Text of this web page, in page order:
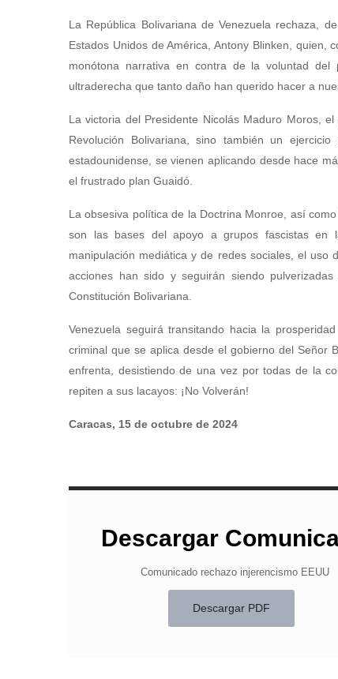
La República Bolivariana de Venezuela rechaza,
Estados Unidos de América, Antony Blinken,
monótona narrativa en contra de la voluntad del
ultraderecha que tanto daño han querido hacer a
La victoria del Presidente Nicolás Maduro Moros,
Revolución Bolivariana, sino también un
estadounidense, se vienen aplicando desde hace
el frustrado plan Guaidó.
La obsesiva política de la Doctrina Monroe, así
son las bases del apoyo a grupos fascistas en
manipulación mediática y de redes sociales, el uso
acciones han sido y seguirán siendo
Constitución Bolivariana.
Venezuela seguirá transitando hacia la
criminal que se aplica desde el gobierno del Señor
enfrenta, desistiendo de una vez por todas de la
repiten a sus lacayos: ¡No Volverán!
Caracas, 15 de octubre de 2024
Descargar
Comunicado rechazo injerencismo EEUU
Descargar PDF